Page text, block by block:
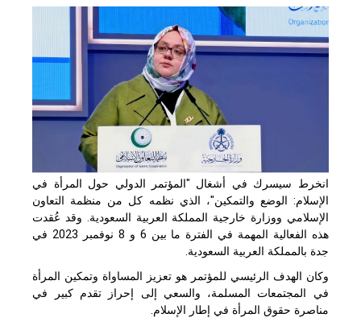
انخرط سيسرك في أشغال "المؤتمر الدولي حول المرأة في
الإسلام: الوضع والتمكين"، الذي نظمه كل من منظمة التعاون
الإسلامي ووزارة خارجية المملكة العربية السعودية. وقد عُقدت
هذه الفعالية المهمة في الفترة ما بين 6 و 8 نوفمبر 2023 في
جدة بالمملكة العربية السعودية.
وكان الهدف الرئيسي للمؤتمر هو تعزيز المساواة وتمكين المرأة
في المجتمعات المسلمة، والسعي إلى إحراز تقدم كبير في
مناصرة حقوق المرأة في إطار الإسلام.